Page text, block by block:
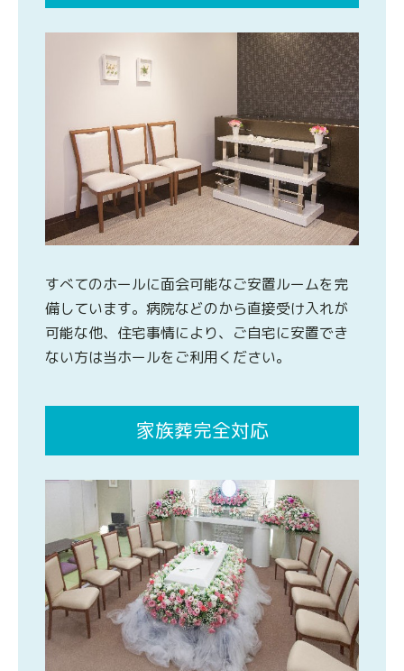
すべてのホールに面会可能なご安置ルームを完
備しています。病院などのから直接受け入れが
可能な他、住宅事情により、ご自宅に安置でき
ない方は当ホールをご利用ください。
家族葬完全対応